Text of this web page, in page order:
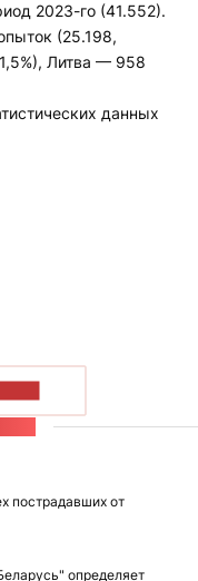
2023-го (41.552).
(25.198,
Литва — 958
данных
пострадавших от
определяет